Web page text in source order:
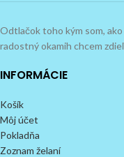
Odtlačok toho kým som,
radostný okamih chcem
INFORMÁCIE
Košík
Môj účet
Pokladňa
Zoznam želaní